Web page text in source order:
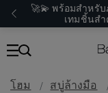
🚀💫 พร้อมสำหรั
เทมชิ้นส
โฮม สบู่ล้างมือ